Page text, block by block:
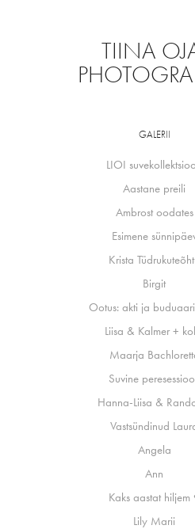
TIINA
GALERII
LIOI
Aastane preili
Ambrost oodates
Esimene
Krista
Birgit
Ootus: akti ja
Liisa & Kalmer +
Maarja
Suvine
Hanna-Liisa &
Vastsündinud
Angela
Ann
Kaks aastat hiljem
Lily Marii